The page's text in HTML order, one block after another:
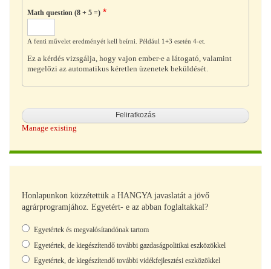
Math question (8 + 5 =)
A fenti művelet eredményét kell beírni. Például 1+3 esetén 4-et.
Ez a kérdés vizsgálja, hogy vajon ember-e a látogató, valamint
megelőzi az automatikus kéretlen üzenetek beküldését.
Manage existing
Honlapunkon közzétettük a HANGYA javaslatát a jövő
agrárprogramjához. Egyetért- e az abban foglaltakkal?
Választások
Egyetértek és megvalósítandónak tartom
Egyetértek, de kiegészítendő további gazdaságpolitikai eszközökkel
Egyetértek, de kiegészítendő további vidékfejlesztési eszközökkel